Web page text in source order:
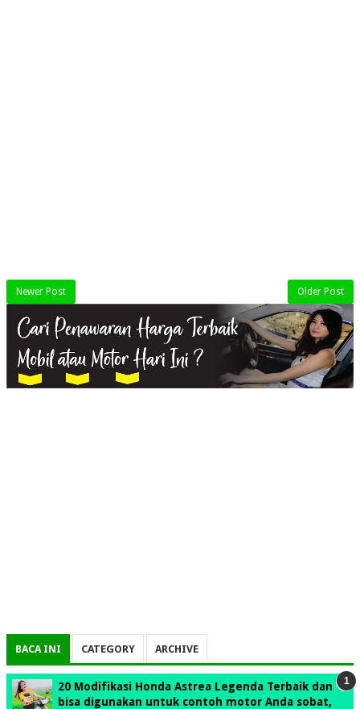
Newer Post Older Post
BACA INI CATEGORY ARCHIVE
20 Modifikasi Honda Astrea Legenda Terbaik dan
bisa digunakan untuk contoh motor Anda sobat,